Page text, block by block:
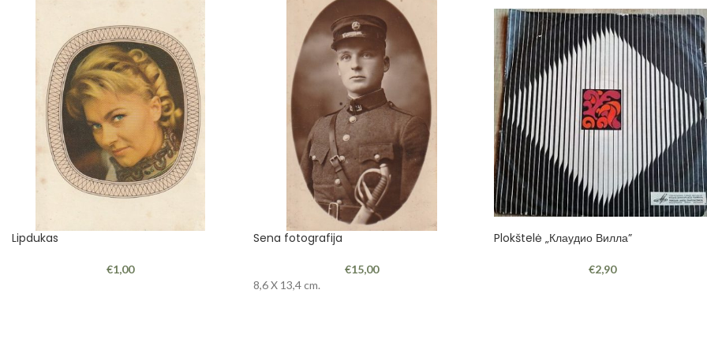
Lipdukas
€1,00
Sena fotografija
€15,00
8,6 X 13,4 cm.
Plokštelė „Клаудио Вилла”
€2,90